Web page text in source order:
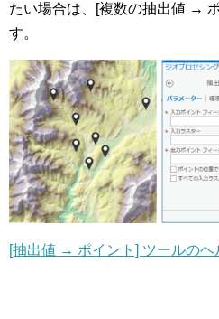
たい場合は、[複数の抽出値 →
す。
[抽出値 → ポイント] ツールのヘ